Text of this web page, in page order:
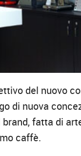
del nuovo
di nuova
fatta di
caffè.